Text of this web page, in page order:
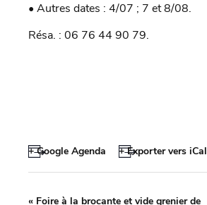
• Autres dates : 4/07 ; 7 et 8/08.
Résa. : 06 76 44 90 79.
+ Google Agenda + Exporter vers iCal
« Foire à la brocante et vide grenier de